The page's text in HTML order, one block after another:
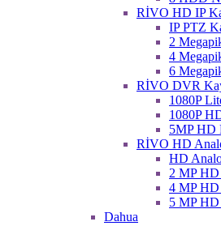
RİVO HD IP
IP PTZ
2
4
6
RİVO DVR
1080P
1080P
5MP HD
RİVO HD
HD
2 MP
4 MP HD
5 MP
Dahua